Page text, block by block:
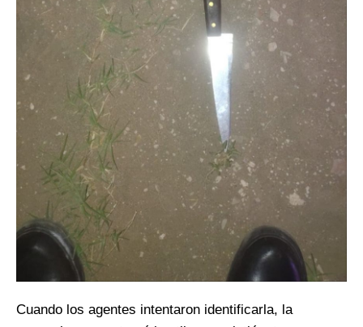
Cuando los agentes intentaron identificarla, la